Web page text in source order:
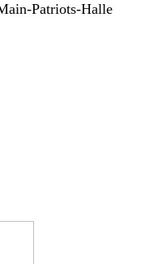
Patriots-Halle